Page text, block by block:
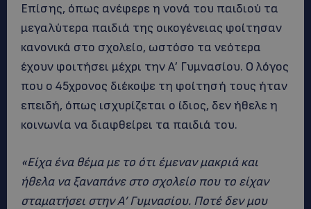
Επίσης, όπως ανέφερε η νονά του παιδιού τα
μεγαλύτερα παιδιά της οικογένειας φοίτησαν
κανονικά στο σχολείο, ωστόσο τα νεότερα
έχουν φοιτήσει μέχρι την Α’ Γυμνασίου. Ο λόγος
που ο 45χρονος διέκοψε τη φοίτησή τους ήταν
επειδή, όπως ισχυρίζεται ο ίδιος, δεν ήθελε η
κοινωνία να διαφθείρει τα παιδιά του.
«Είχα ένα θέμα με το ότι έμεναν μακριά και
ήθελα να ξαναπάνε στο σχολείο που το είχαν
σταματήσει στην Α’ Γυμνασίου. Ποτέ δεν μου